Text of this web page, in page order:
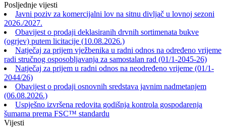
Posljednje vijesti
Javni poziv za komercijalni lov na sitnu divljač u lovnoj sezoni
2026./2027.
Obavijest o prodaji deklasiranih drvnih sortimenata bukve
(ogrjev) putem licitacije (10.08.2026.)
Natječaj za prijem vježbenika u radni odnos na određeno vrijeme
radi stručnog osposobljavanja za samostalan rad (01/1-2045-26)
Natječaj za prijem u radni odnos na neodređeno vrijeme (01/1-
2044/26)
Obavijest o prodaji osnovnih sredstava javnim nadmetanjem
(06.08.2026.)
Uspješno izvršena redovita godišnja kontrola gospodarenja
šumama prema FSC™ standardu
Vijesti